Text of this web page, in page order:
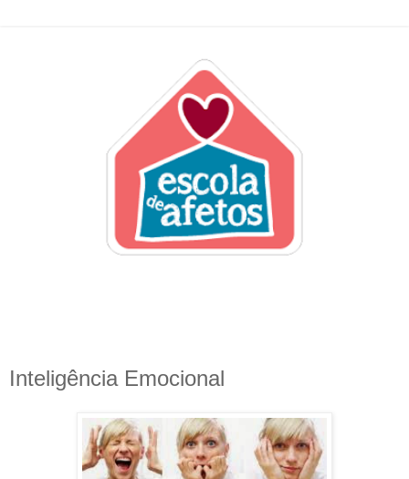
Inteligência Emocional